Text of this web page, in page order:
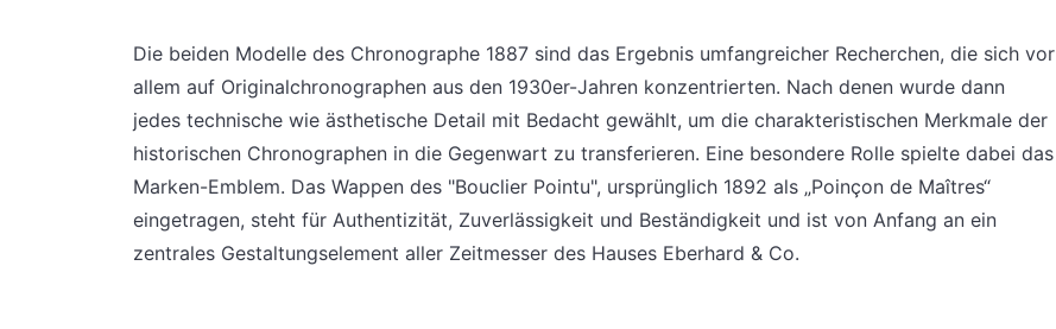
Die beiden Modelle des Chronographe 1887 sind das Ergebnis umfangreicher Recherchen, die sich vor
allem auf Originalchronographen aus den 1930er-Jahren konzentrierten. Nach denen wurde dann
jedes technische wie ästhetische Detail mit Bedacht gewählt, um die charakteristischen Merkmale der
historischen Chronographen in die Gegenwart zu transferieren. Eine besondere Rolle spielte dabei das
Marken-Emblem. Das Wappen des "Bouclier Pointu", ursprünglich 1892 als „Poinçon de Maîtres“
eingetragen, steht für Authentizität, Zuverlässigkeit und Beständigkeit und ist von Anfang an ein
zentrales Gestaltungselement aller Zeitmesser des Hauses Eberhard & Co.